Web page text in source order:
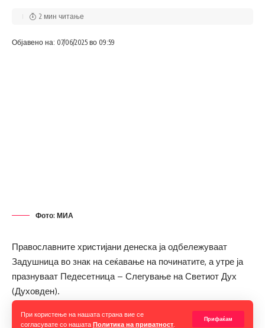
При користење на нашата страна вие се
согласувате со нашата Политика на приватност
Прифаќам
Објавено на: 07/06/2025 во 09:59
2 мин читање
Фото: МИА
Православните христијани денеска ја одбележуваат
Задушница во знак на сеќавање на починатите, а утре ја
празнуваат Педесетница – Слегување на Светиот Дух
(Духовден).
Црквата пропишала посебни денови – задушници,